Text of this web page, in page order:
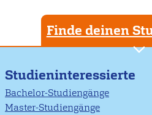
Finde deinen
Studieninteressierte
Bachelor-Studiengänge
Master-Studiengänge